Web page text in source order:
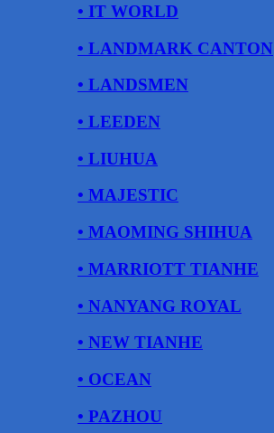
• IT WORLD
• LANDMARK CANTON
• LANDSMEN
• LEEDEN
• LIUHUA
• MAJESTIC
• MAOMING SHIHUA
• MARRIOTT TIANHE
• NANYANG ROYAL
• NEW TIANHE
• OCEAN
• PAZHOU